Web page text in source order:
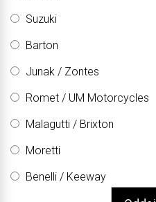
Suzuki
Barton
Junak / Zontes
Romet / UM Motorcycles
Malagutti / Brixton
Moretti
Benelli / Keeway